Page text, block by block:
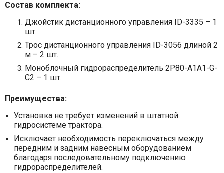
Состав комплекта:
Джойстик дистанционного управления ID-3335 – 1
шт.
Трос дистанционного управления ID-3056 длиной 2
м – 2 шт.
Моноблочный гидрораспределитель 2P80-A1A1-G-
C2 – 1 шт.
Преимущества:
Установка не требует изменений в штатной
гидросистеме трактора.
Исключает необходимость переключаться между
передним и задним навесным оборудованием
благодаря последовательному подключению
гидрораспределителей.